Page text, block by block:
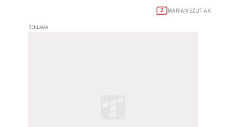
2 MARIAN SZUTIAK